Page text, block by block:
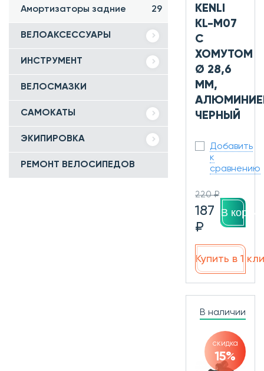
Амортизаторы задние 29
ВЕЛОАКСЕССУАРЫ
ИНСТРУМЕНТ
ВЕЛОСМАЗКИ
САМОКАТЫ
ЭКИПИРОВКА
РЕМОНТ ВЕЛОСИПЕДОВ
KENLI
KL-M07
С
ХОМУТОМ
Ø 28,6
ММ,
ЧЕРНЫЙ
Добавить
к
сравнению
220 ₽
187
₽
В
Купить в 1
В наличии
скидка
15%